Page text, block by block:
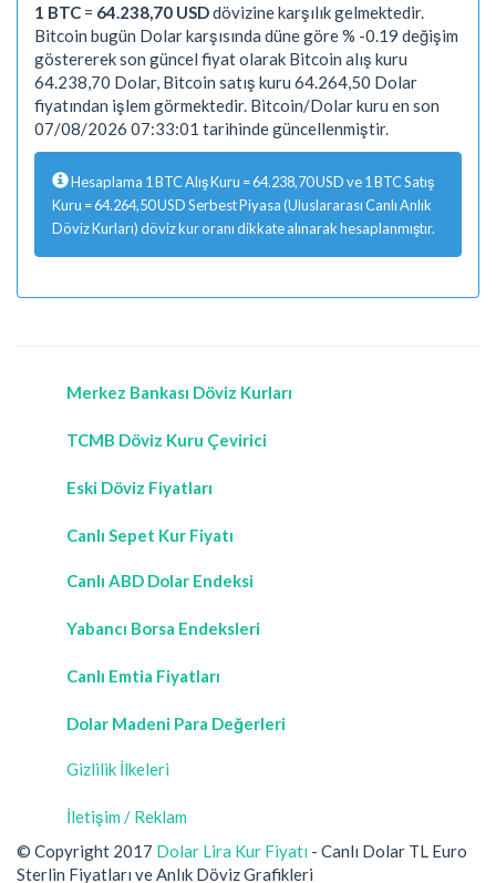
1 BTC = 64.238,70 USDdövizine karşılık gelmektedir.
Bitcoin bugün Dolar karşısında düne göre % -0.19 değişim
göstererek son güncel fiyat olarak Bitcoin alış kuru
64.238,70 Dolar, Bitcoin satış kuru 64.264,50 Dolar
fiyatından işlem görmektedir. Bitcoin/Dolar kuru en son
07/08/2026 07:33:01 tarihinde güncellenmiştir.
Hesaplama 1 BTC Alış Kuru = 64.238,70 USD ve 1 BTC Satış
Kuru = 64.264,50 USD Serbest Piyasa (Uluslararası Canlı Anlık
Döviz Kurları) döviz kur oranı dikkate alınarak hesaplanmıştır.
Merkez Bankası Döviz Kurları
TCMB Döviz Kuru Çevirici
Eski Döviz Fiyatları
Canlı Sepet Kur Fiyatı
Canlı ABD Dolar Endeksi
Yabancı Borsa Endeksleri
Canlı Emtia Fiyatları
Dolar Madeni Para Değerleri
Gizlilik İlkeleri
İletişim / Reklam
© Copyright 2017 Dolar Lira Kur Fiyatı - Canlı Dolar TL Euro
Sterlin Fiyatları ve Anlık Döviz Grafikleri